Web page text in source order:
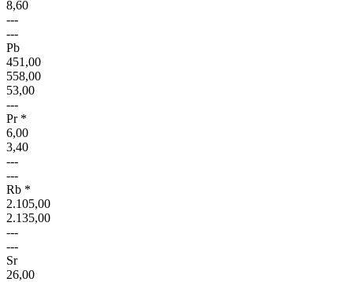
8,60
---
---
Pb
451,00
558,00
53,00
---
Pr *
6,00
3,40
---
---
Rb *
2.105,00
2.135,00
---
---
Sr
26,00